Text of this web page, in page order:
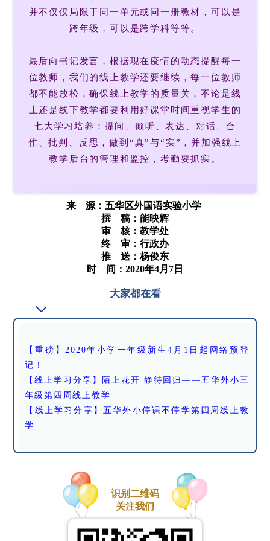
并不仅仅局限于同一单元或同一册教材，可以是
跨年级，可以是跨学科等等。
最后向书记发言，根据现在疫情的动态提醒每一
位教师，我们的线上教学还要继续，每一位教师
都不能放松，确保线上教学的质量关，不论是线
上还是线下教学都要利用好课堂时间重视学生的
七大学习培养：提问、倾听、表达、对话、合
作、批判、反思，做到“真”与“实”，并加强线上
教学后台的管理和监控，考勤要抓实。
来 源： 五华区外国语实验小学
撰 稿：能映辉
审 核：教学处
终 审：行政办
推 送：杨俊东
时 间：2020年4月7日
大家都在看
【重磅】2020年小学一年级新生4月1日起网络预登
记！
【线上学习分享】陌上花开 静待回归——五华外小三
年级第四周线上教学
【线上学习分享】五华外小停课不停学第四周线上教
学
识别二维码
关注我们